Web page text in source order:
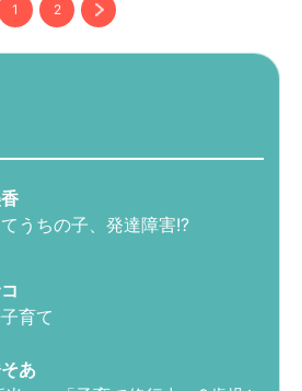
1 2
うちの子、発達障害!?
育て
あ